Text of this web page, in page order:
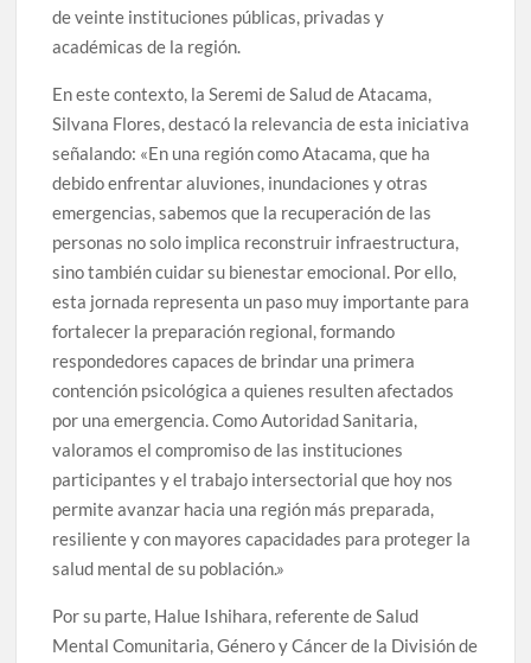
de veinte instituciones públicas, privadas y
académicas de la región.
En este contexto, la Seremi de Salud de Atacama,
Silvana Flores, destacó la relevancia de esta iniciativa
señalando: «En una región como Atacama, que ha
debido enfrentar aluviones, inundaciones y otras
emergencias, sabemos que la recuperación de las
personas no solo implica reconstruir infraestructura,
sino también cuidar su bienestar emocional. Por ello,
esta jornada representa un paso muy importante para
fortalecer la preparación regional, formando
respondedores capaces de brindar una primera
contención psicológica a quienes resulten afectados
por una emergencia. Como Autoridad Sanitaria,
valoramos el compromiso de las instituciones
participantes y el trabajo intersectorial que hoy nos
permite avanzar hacia una región más preparada,
resiliente y con mayores capacidades para proteger la
salud mental de su población.»
Por su parte, Halue Ishihara, referente de Salud
Mental Comunitaria, Género y Cáncer de la División de